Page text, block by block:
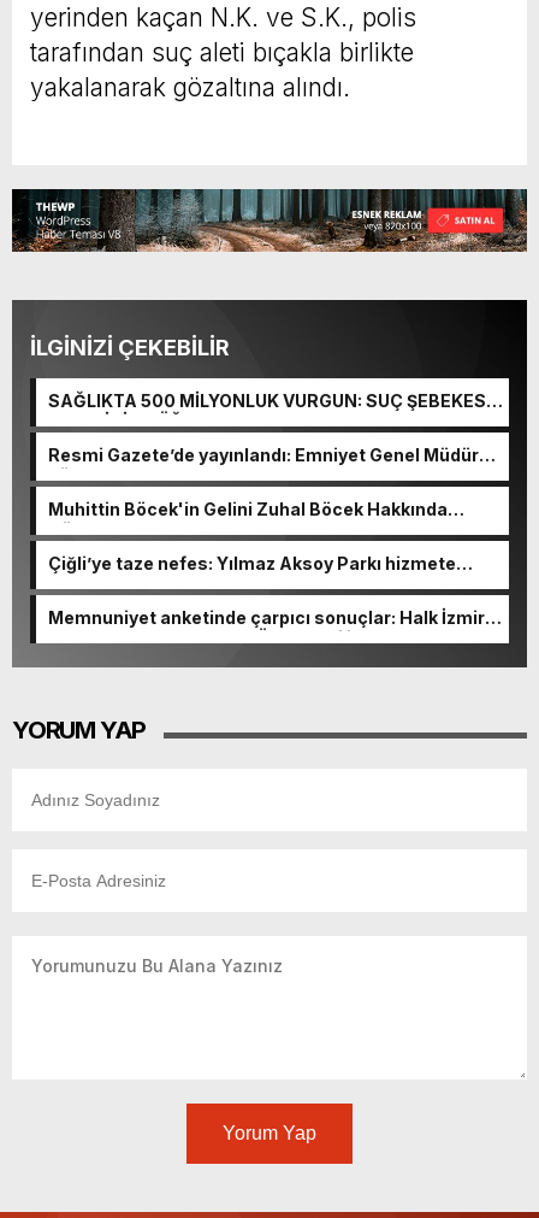
yerinden kaçan N.K. ve S.K., polis
tarafından suç aleti bıçakla birlikte
yakalanarak gözaltına alındı.
İLGİNİZİ ÇEKEBİLİR
SAĞLIKTA 500 MİLYONLUK VURGUN: SUÇ ŞEBEKESİ
KAÇIŞ İÇİN DÜĞMEYE BASTI!
Resmi Gazete’de yayınlandı: Emniyet Genel Müdürü
görevden alındı!
Muhittin Böcek'in Gelini Zuhal Böcek Hakkında
Gözaltı Kararı!
Çiğli’ye taze nefes: Yılmaz Aksoy Parkı hizmete
Memnuniyet anketinde çarpıcı sonuçlar: Halk İzmirli
başkanlardan memnun, Ömer Eşki ilk sırada
YORUM YAP
Yorum Yap